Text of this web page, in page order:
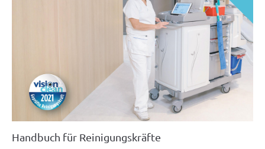
Handbuch für Reinigungskräfte